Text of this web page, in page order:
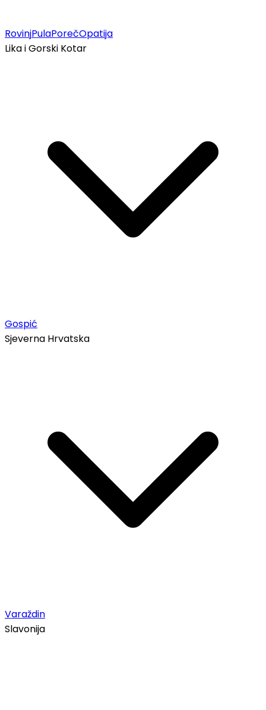
RovinjPulaPorečOpatija
Lika i Gorski Kotar
Gospić
Sjeverna Hrvatska
Varaždin
Slavonija